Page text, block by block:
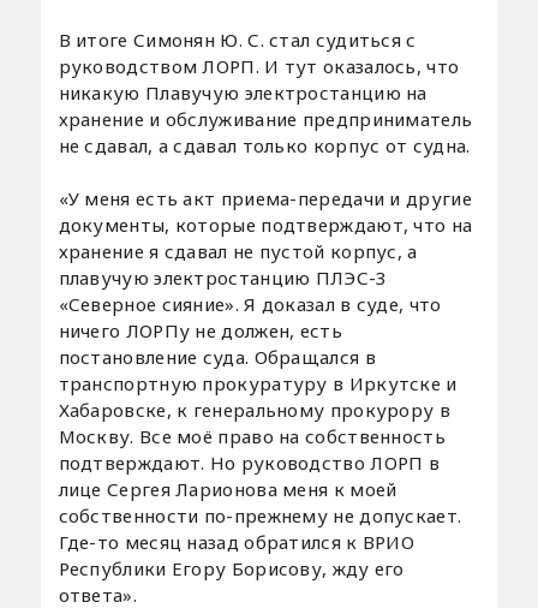
В итоге Симонян Ю. С. стал судиться с
руководством ЛОРП. И тут оказалось, что
никакую Плавучую электростанцию на
хранение и обслуживание предприниматель
не сдавал, а сдавал только корпус от судна.
«У меня есть акт приема-передачи и другие
документы, которые подтверждают, что на
хранение я сдавал не пустой корпус, а
плавучую электростанцию ПЛЭС-3
«Северное сияние». Я доказал в суде, что
ничего ЛОРПу не должен, есть
постановление суда. Обращался в
транспортную прокуратуру в Иркутске и
Хабаровске, к генеральному прокурору в
Москву. Все моё право на собственность
подтверждают. Но руководство ЛОРП в
лице Сергея Ларионова меня к моей
собственности по-прежнему не допускает.
Где-то месяц назад обратился к ВРИО
Республики Егору Борисову, жду его
ответа».